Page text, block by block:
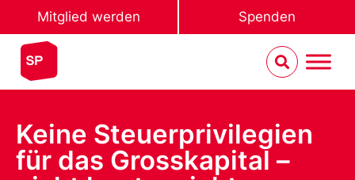
Mitglied werden Spenden
Keine Steuerprivilegien
für das Grosskapital –